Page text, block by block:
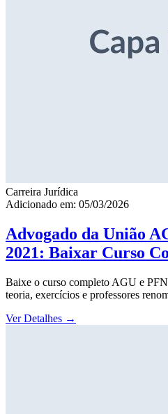
Carreira Jurídica
Adicionado em: 05/03/2026
Advogado da União
2021: Baixar Curso
Baixe o curso completo AGU e
teoria, exercícios e professores
Ver Detalhes →